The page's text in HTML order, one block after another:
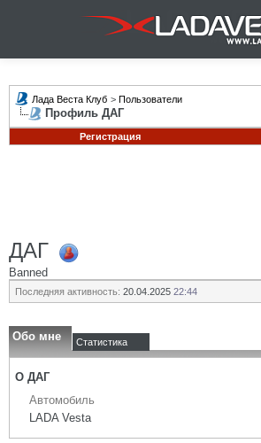
Лада Веста Клуб > Пользователи
Профиль ДАГ
Регистрация
ДАГ
Banned
Последняя активность: 20.04.2025 22:44
Обо мне Статистика
О ДАГ
Автомобиль
LADA Vesta